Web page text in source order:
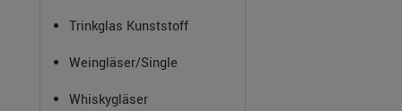
Trinkglas Kunststoff
Weingläser/Single
Whiskygläser